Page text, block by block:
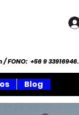
/ FONO: +56 9 33916946.
Blog